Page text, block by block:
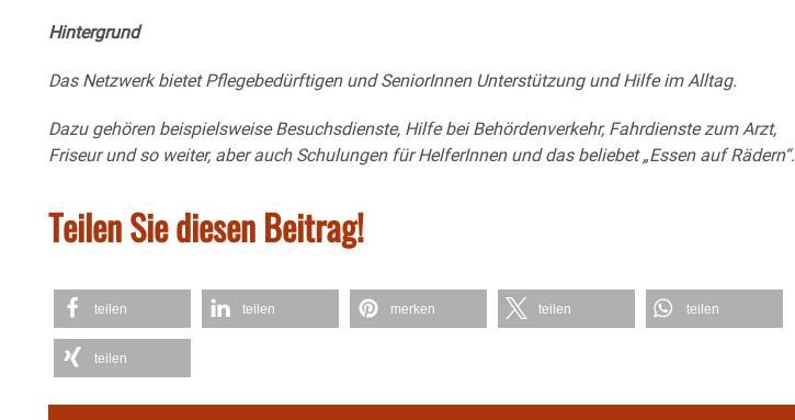
Hintergrund
Das Netzwerk bietet Pflegebedürftigen und SeniorInnen Unterstützung und Hilfe im Alltag.
Dazu gehören beispielsweise Besuchsdienste, Hilfe bei Behördenverkehr, Fahrdienste zum Arzt,
Friseur und so weiter, aber auch Schulungen für HelferInnen und das beliebet „Essen auf Rädern“.
Teilen Sie diesen Beitrag!
teilen teilen merken teilen teilen
teilen